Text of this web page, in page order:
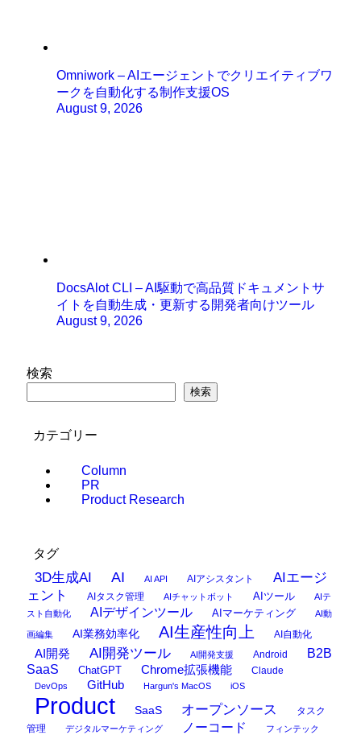
Omniwork – AIエージェントでクリエイティブワ
ークを自動化する制作支援OS
August 9, 2026
DocsAlot CLI – AI駆動で高品質ドキュメントサ
イトを自動生成・更新する開発者向けツール
August 9, 2026
検索
検索
カテゴリー
Column
PR
Product Research
タグ
3D生成AI AI AI API AIアシスタント
AIエージ
ェント
AIタスク管理 AIチャットボット AIツール
AIテ
スト自動化
AIデザインツール AIマーケティング AI動
画編集 AI業務効率化 AI生産性向上 AI自動化
AI開発 AI開発ツール AI開発支援 Android
B2B
SaaS
ChatGPT Chrome拡張機能 Claude
DevOps GitHub Hargun's MacOS iOS
Product SaaS オープンソース
タスク
管理
デジタルマーケティング ノーコード フィンテック